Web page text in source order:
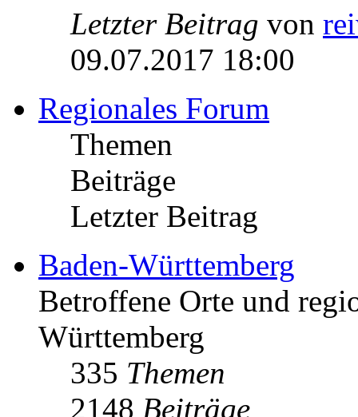
Letzter Beitrag von
09.07.2017 18:00
Regionales Forum
Themen
Beiträge
Letzter Beitrag
Baden-Württemberg
Betroffene Orte und
Württemberg
335 Themen
2148 Beiträge